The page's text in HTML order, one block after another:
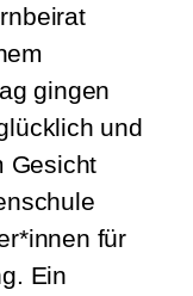
gingen
und
Gesicht
für
Ein